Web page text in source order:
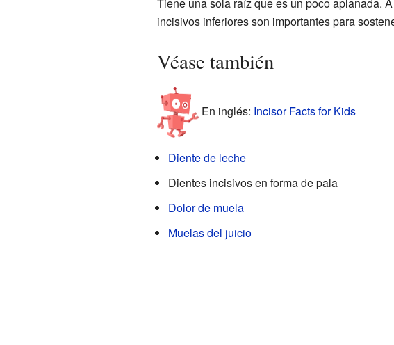
incisivos inferiores son importantes para
Véase también
En inglés: Incisor Facts for Kids
Diente de leche
Dientes incisivos en forma de pala
Dolor de muela
Muelas del juicio